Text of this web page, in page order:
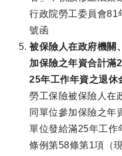
行政院勞工委員會81
號函
被保險人在政府機關
加保險之年資合計滿
25年工作年資之退休
勞工保險被保險人在
同單位參加保險之年
單位發給滿25年工作
條例第58條第1項（